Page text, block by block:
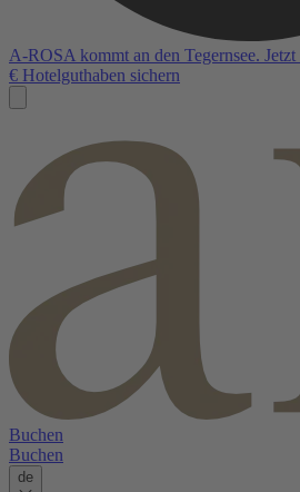
A-ROSA kommt an den Tegernsee.
€ Hotelguthaben sichern
Buchen
Buchen
de